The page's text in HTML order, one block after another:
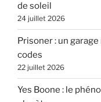
de soleil
24 juillet 2026
Prisoner : un
codes
22 juillet 2026
Yes Boone : le